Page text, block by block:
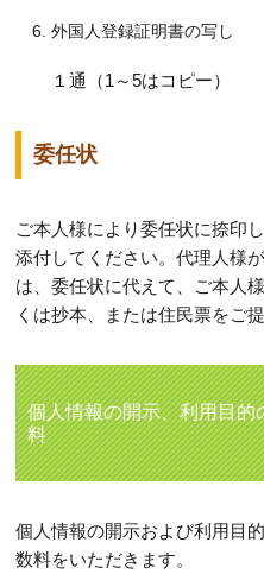
外国人登録証明書の写し
１通（1～5はコピー）
委任状
ご本人様により委任状に捺印
添付してください。代理人様
は、委任状に代えて、ご本人
くは抄本、または住民票をご
個人情報の開示、利用目
料
個人情報の開示および利用目
数料をいただきます。